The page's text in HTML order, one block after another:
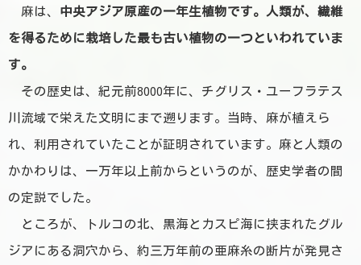
麻は、 中央アジア原産の一年生植物です。人類が、繊維
を得るために栽培した最も古い植物の一つといわれていま
す。
その歴史は、紀元前8000年に、チグリス・ユーフラテス
川流域で栄えた文明にまで遡ります。当時、麻が植えら
れ、利用されていたことが証明されています。 麻と人類の
かかわりは、一万年以上前からというのが、歴史学者の間
の定説でした。
ところが、トルコの北、黒海とカスピ海に挟まれたグル
ジアにある洞穴から、約三万年前の亜麻糸の断片が発見さ